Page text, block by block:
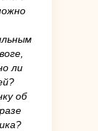
ли
об